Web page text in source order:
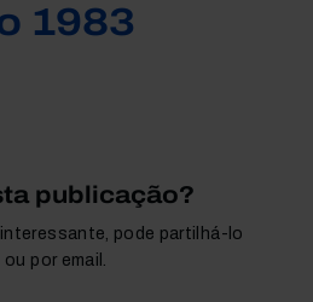
1983
publicação?
pode partilhá-lo
por email.